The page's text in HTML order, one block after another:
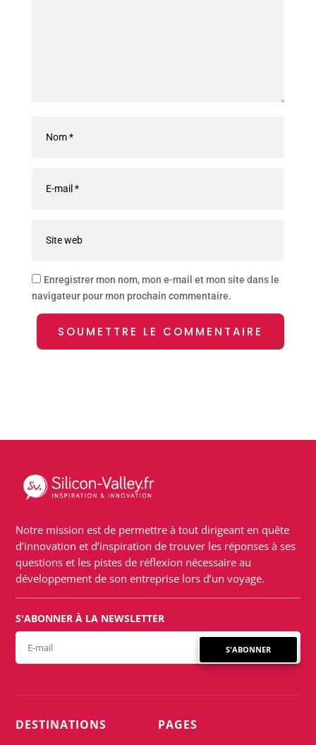
Enregistrer mon nom, mon e-mail et mon site dans le
navigateur pour mon prochain commentaire.
SOUMETTRE LE COMMENTAIRE
Notre mission est de permettre à tout dirigeant en quête
d’innovation et d’inspiration de trouver les réponses à ses
questions et les pistes de réflexion nécessaire au
développement de son entreprise lors d’un voyage.
S'ABONNER À LA NEWSLETTER
S'ABONNER
DESTINATIONS PAGES